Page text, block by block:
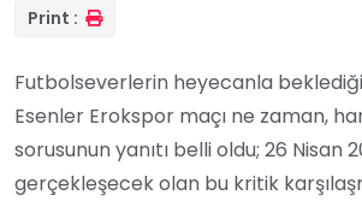
Print :
Futbolseverlerin heyecanla beklediği
Esenler Erokspor maçı ne zaman,
sorusunun yanıtı belli oldu; 26 Nisan
gerçekleşecek olan bu kritik